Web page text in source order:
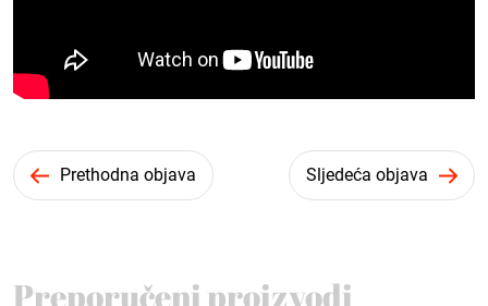
Prethodna objava Sljedeća objava
Preporučeni proizvodi